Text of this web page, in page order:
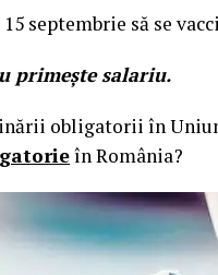
septembrie să se
primește salariu.
obligatorii în
în România?